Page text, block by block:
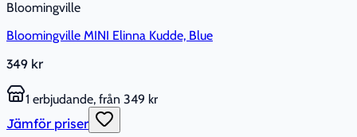
Bloomingville
Bloomingville MINI Elinna Kudde, Blue
349 kr
1 erbjudande, från 349 kr
Jämför priser